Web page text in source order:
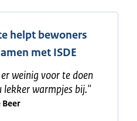
helpt bewoners
met ISDE
weinig voor te doen
lekker warmpjes bij."
Beer